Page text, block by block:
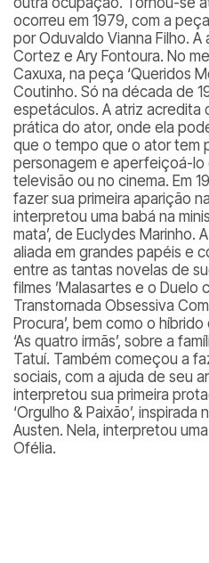
ocorreu em 1979, com a
por Oduvaldo Vianna Filho.
Cortez e Ary Fontoura. No
Caxuxa, na peça ‘Queridos
Coutinho. Só na década de
espetáculos. A atriz acredita
prática do ator, onde ela
que o tempo que o ator tem
personagem e aperfeiçoá-lo
televisão ou no cinema. Em
fazer sua primeira aparição
interpretou uma babá na
mata’, de Euclydes Marinho.
aliada em grandes papéis e
entre as tantas novelas de
filmes ’Malasartes e o Duelo
Transtornada Obsessiva
Procura’, bem como o
‘As quatro irmãs’, sobre a
Tatuí. Também começou a
sociais, com a ajuda de seu
interpretou sua primeira
‘Orgulho & Paixão’,
Austen. Nela, interpretou
Ofélia.